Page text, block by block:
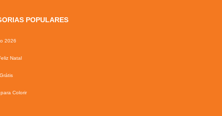
POPULARES
2026
Natal
Colorir